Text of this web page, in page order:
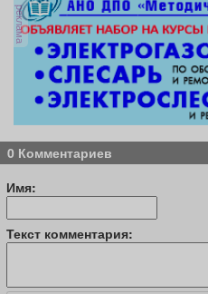
реклама
0 Комментариев
Имя:
Текст комментария: